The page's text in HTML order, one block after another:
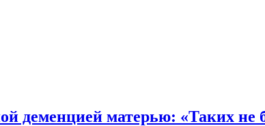
деменцией матерью: «Таких не